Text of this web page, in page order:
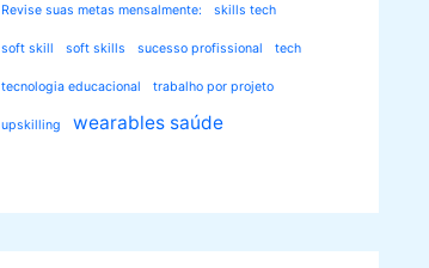
Revise suas metas mensalmente: skills tech
soft skill soft skills sucesso profissional tech
tecnologia educacional trabalho por projeto
upskilling wearables saúde